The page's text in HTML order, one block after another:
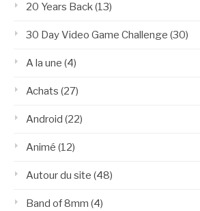
20 Years Back(13)
30 Day Video Game Challenge (30)
A la une (4)
Achats (27)
Android (22)
Animé (12)
Autour du site (48)
Band of 8mm (4)